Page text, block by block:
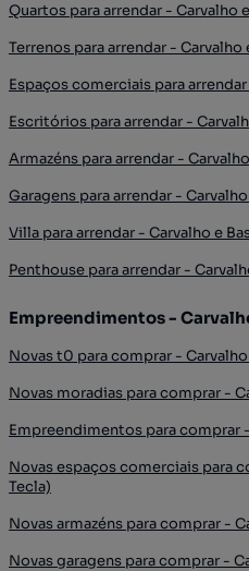
Quartos para arrendar - Carvalho
Terrenos para arrendar - Carvalho
Espaços comerciais para
Escritórios para arrendar -
Armazéns para arrendar -
Garagens para arrendar -
Villa para arrendar - Carvalho e
Penthouse para arrendar -
Empreendimentos -
Novas t0 para comprar -
Novas moradias para comprar -
Empreendimentos para comprar
Novas espaços comerciais para
Tecla)
Novas armazéns para comprar -
Novas garagens para comprar -